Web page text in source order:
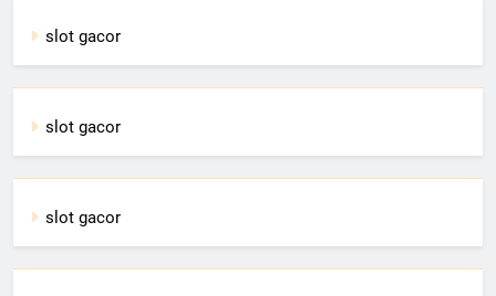
slot gacor
slot gacor
slot gacor